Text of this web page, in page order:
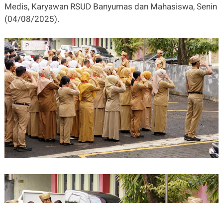
Medis, Karyawan RSUD Banyumas dan Mahasiswa, Senin
(04/08/2025).